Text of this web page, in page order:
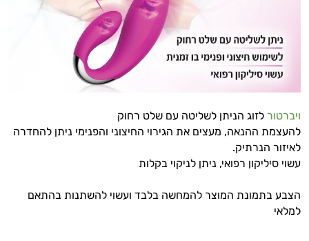
האישה
מיניות
זוגות
ויברטור לזוג הניתן לשליטה עם שלט רחוק
להעצמת ההנאה, מעצים את הגירוי החיצוני והפנימי ניתן להחדרה
לאיזור הנרתיק.
עשוי סיליקון רפואי, ניתן לניקוי בקלות
הצבע בתמונת המוצר להמחשה בלבד ועשוי להשתנות בהתאם
למלאי